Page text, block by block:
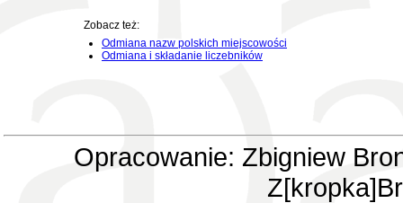
Zobacz też:
Odmiana nazw polskich miejscowości
Odmiana i składanie liczebników
Opracowanie: Zbigniew